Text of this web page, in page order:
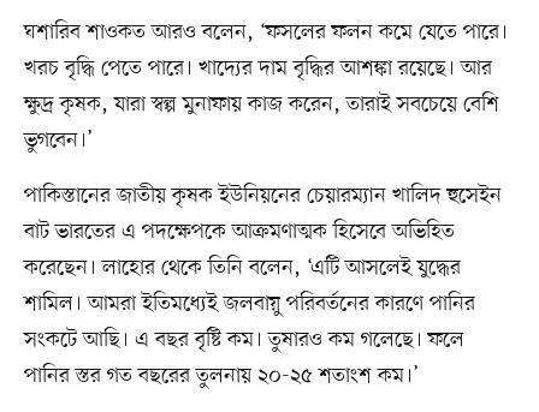
ঘশারিব শাওকত আরও বলেন, ‘ফসলের ফলন কমে যেতে পারে।
খরচ বৃদ্ধি পেতে পারে। খাদ্যের দাম বৃদ্ধির আশঙ্কা রয়েছে। আর
ক্ষুদ্র কৃষক, যারা স্বল্প মুনাফায় কাজ করেন, তারাই সবচেয়ে বেশি
ভুগবেন।’
পাকিস্তানের জাতীয় কৃষক ইউনিয়নের চেয়ারম্যান খালিদ হুসেইন
বাট ভারতের এ পদক্ষেপকে আক্রমণাত্মক হিসেবে অভিহিত
করেছেন। লাহোর থেকে তিনি বলেন, ‘এটি আসলেই যুদ্ধের
শামিল। আমরা ইতিমধ্যেই জলবায়ু পরিবর্তনের কারণে পানির
সংকটে আছি। এ বছর বৃষ্টি কম। তুষারও কম গলেছে। ফলে
পানির স্তর গত বছরের তুলনায় ২০-২৫ শতাংশ কম।’